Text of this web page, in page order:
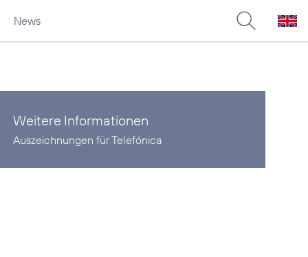
News
Weitere Informationen
Auszeichnungen für Telefónica